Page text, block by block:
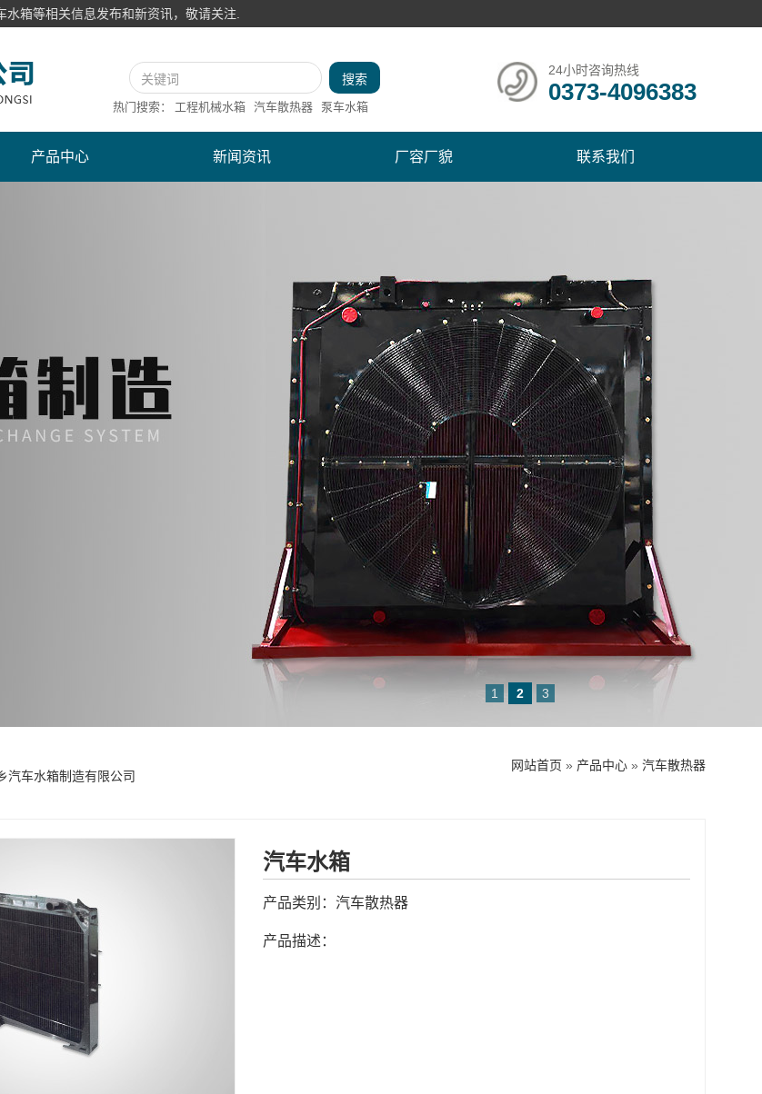
箱等相关信息发布和新资讯，敬请关注.
热门搜索： 工程机械水箱 汽车散热器 泵车水箱
24小时咨询热线
0373-4096383
产品中心 新闻资讯 厂容厂貌 联系我们
1 2 3
汽车水箱制造有限公司
网站首页 » 产品中心 » 汽车散热器
汽车水箱
产品类别： 汽车散热器
产品描述：